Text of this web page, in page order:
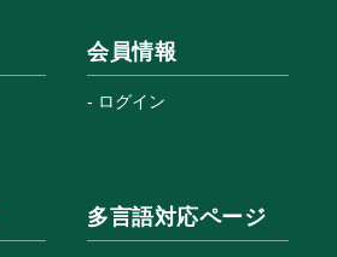
会員情報
ログイン
多言語対応ページ